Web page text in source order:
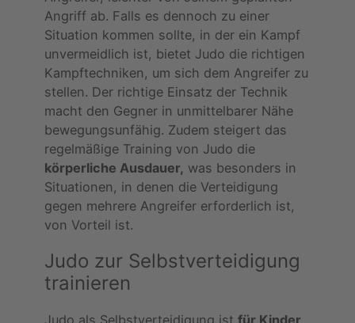
Angriff ab. Falls es dennoch zu einer
Situation kommen sollte, in der ein Kampf
unvermeidlich ist, bietet Judo die richtigen
Kampftechniken, um sich dem Angreifer zu
stellen. Der richtige Einsatz der Technik
macht den Gegner in unmittelbarer Nähe
bewegungsunfähig. Zudem steigert das
regelmäßige Training von Judo die
körperliche Ausdauer, was besonders in
Situationen, in denen die Verteidigung
gegen mehrere Angreifer erforderlich ist,
von Vorteil ist.
Judo zur Selbstverteidigung
trainieren
Judo als Selbstverteidigung ist für Kinder,